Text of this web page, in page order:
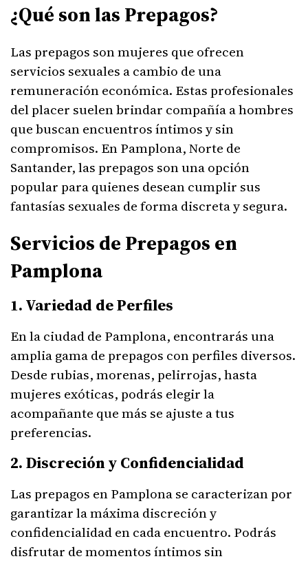
¿Qué son las Prepagos?
Las prepagos son mujeres que ofrecen
servicios sexuales a cambio de una
remuneración económica. Estas profesionales
del placer suelen brindar compañía a hombres
que buscan encuentros íntimos y sin
compromisos. En Pamplona, Norte de
Santander, las prepagos son una opción
popular para quienes desean cumplir sus
fantasías sexuales de forma discreta y segura.
Servicios de Prepagos en
Pamplona
1. Variedad de Perfiles
En la ciudad de Pamplona, encontrarás una
amplia gama de prepagos con perfiles diversos.
Desde rubias, morenas, pelirrojas, hasta
mujeres exóticas, podrás elegir la
acompañante que más se ajuste a tus
preferencias.
2. Discreción y Confidencialidad
Las prepagos en Pamplona se caracterizan por
garantizar la máxima discreción y
confidencialidad en cada encuentro. Podrás
disfrutar de momentos íntimos sin